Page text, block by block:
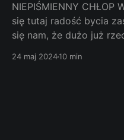
NIEPIŚMIENNY CHŁOP
się tutaj radość bycia
się nam, że dużo już
pokornie trzeba sobie
24 maj 202410 min